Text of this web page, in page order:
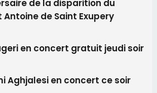
Gloriosa à la Cathédrale